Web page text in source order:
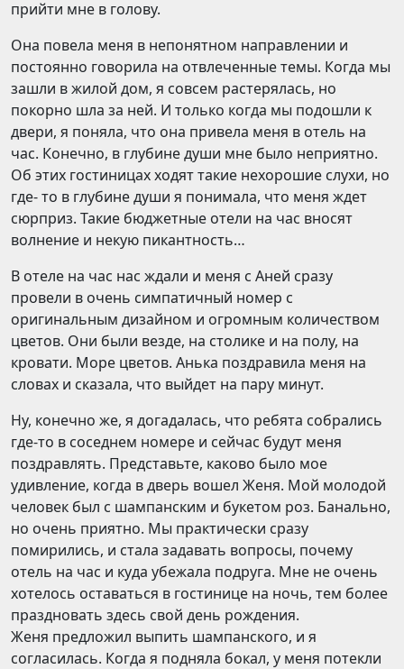
прийти мне в голову.
Она повела меня в непонятном направлении и
постоянно говорила на отвлеченные темы. Когда мы
зашли в жилой дом, я совсем растерялась, но
покорно шла за ней. И только когда мы подошли к
двери, я поняла, что она привела меня в отель на
час. Конечно, в глубине души мне было неприятно.
Об этих гостиницах ходят такие нехорошие слухи, но
где- то в глубине души я понимала, что меня ждет
сюрприз. Такие бюджетные отели на час вносят
волнение и некую пикантность…
В отеле на час нас ждали и меня с Аней сразу
провели в очень симпатичный номер с
оригинальным дизайном и огромным количеством
цветов. Они были везде, на столике и на полу, на
кровати. Море цветов. Анька поздравила меня на
словах и сказала, что выйдет на пару минут.
Ну, конечно же, я догадалась, что ребята собрались
где-то в соседнем номере и сейчас будут меня
поздравлять. Представьте, каково было мое
удивление, когда в дверь вошел Женя. Мой молодой
человек был с шампанским и букетом роз. Банально,
но очень приятно. Мы практически сразу
помирились, и стала задавать вопросы, почему
отель на час и куда убежала подруга. Мне не очень
хотелось оставаться в гостинице на ночь, тем более
праздновать здесь свой день рождения.
Женя предложил выпить шампанского, и я
согласилась. Когда я подняла бокал, у меня потекли